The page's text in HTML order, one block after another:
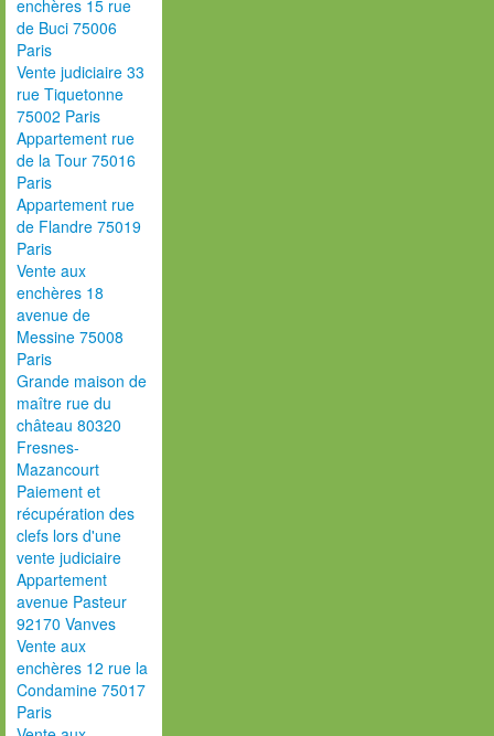
enchères 15 rue
de Buci 75006
Paris
Vente judiciaire 33
rue Tiquetonne
75002 Paris
Appartement rue
de la Tour 75016
Paris
Appartement rue
de Flandre 75019
Paris
Vente aux
enchères 18
avenue de
Messine 75008
Paris
Grande maison de
maître rue du
château 80320
Fresnes-
Mazancourt
Paiement et
récupération des
clefs lors d'une
vente judiciaire
Appartement
avenue Pasteur
92170 Vanves
Vente aux
enchères 12 rue la
Condamine 75017
Paris